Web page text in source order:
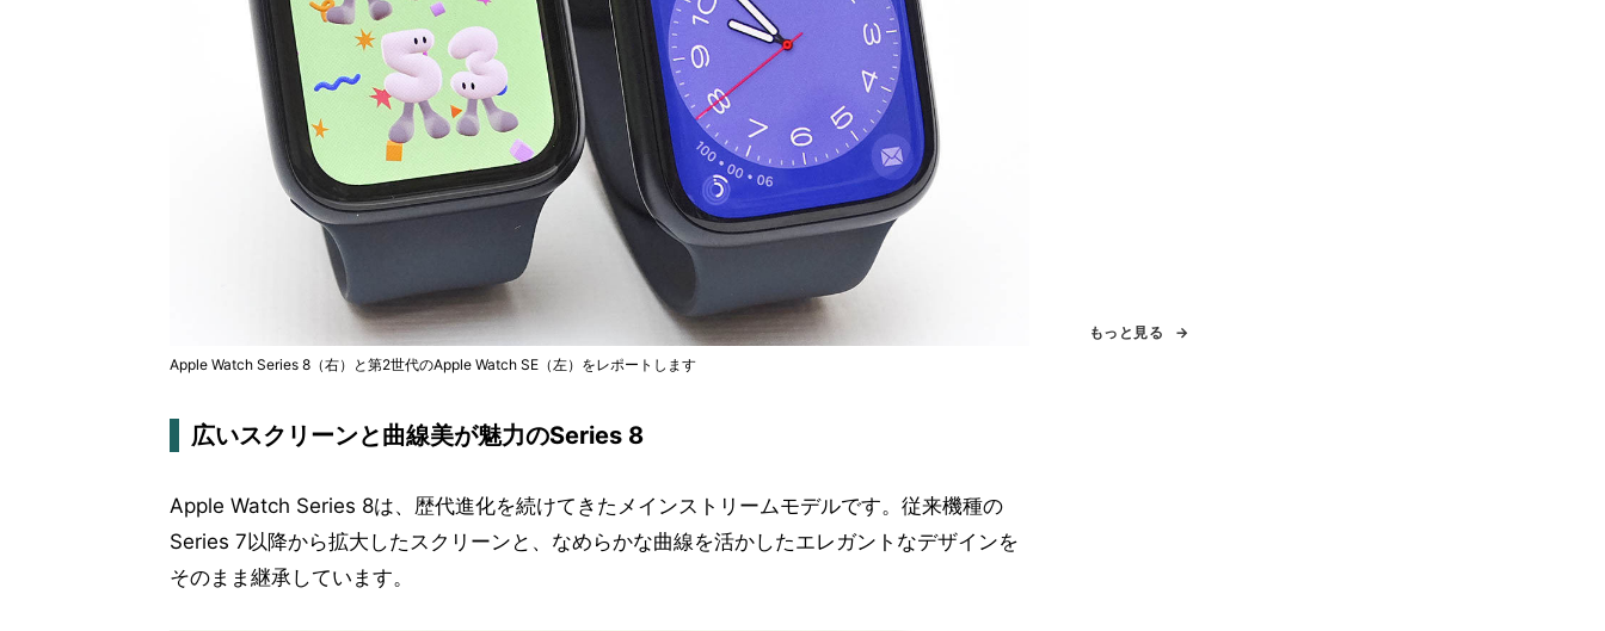
Apple Watch Series 8（右）と第2世代のApple Watch SE（左）をレポートします
広いスクリーンと曲線美が魅力のSeries 8
Apple Watch Series 8は、歴代進化を続けてきたメインストリームモデルです。従来機種の
Series 7以降から拡大したスクリーンと、なめらかな曲線を活かしたエレガントなデザインを
そのまま継承しています。
もっと見る